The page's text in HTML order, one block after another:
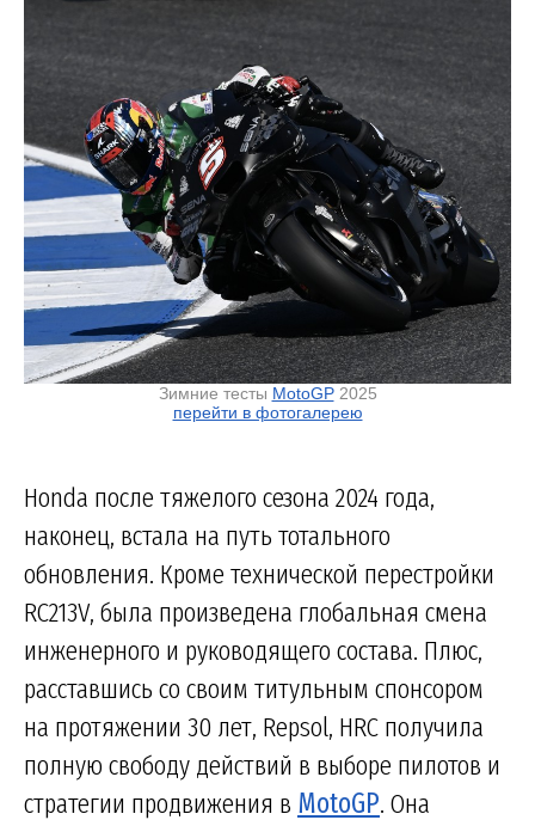
Зимние тесты MotoGP2025
перейти в фотогалерею
Honda после тяжелого сезона 2024 года,
наконец, встала на путь тотального
обновления. Кроме технической перестройки
RC213V, была произведена глобальная смена
инженерного и руководящего состава. Плюс,
расставшись со своим титульным спонсором
на протяжении 30 лет, Repsol, HRC получила
полную свободу действий в выборе пилотов и
стратегии продвижения в MotoGP. Она